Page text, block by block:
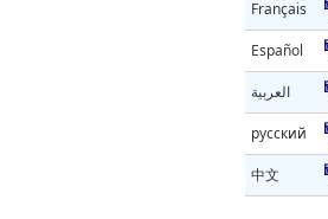
Français
Español
العربية
русский
中文